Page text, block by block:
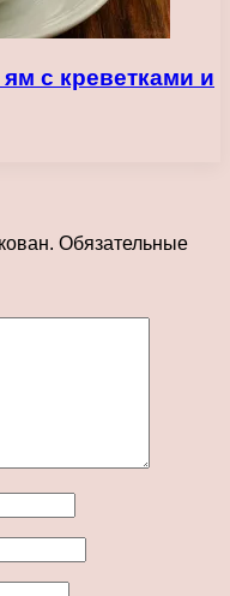
с креветками и
Обязательные